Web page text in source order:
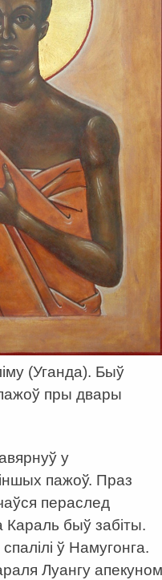
(Уганда). Быў
пры двары
у
пажоў. Праз
пераслед
Караль быў забіты.
ў Намугонга.
Луангу апекуном